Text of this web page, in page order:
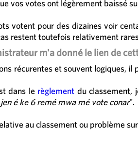
vos votes ont légèrement baissé
votent pour des dizaines voir
restent toutefois relativement
m'a donné le lien de
récurentes et souvent logiques,
dans le règlement du classement,
é ke 6 remé mwa mé vote conar".
au classement ou problème